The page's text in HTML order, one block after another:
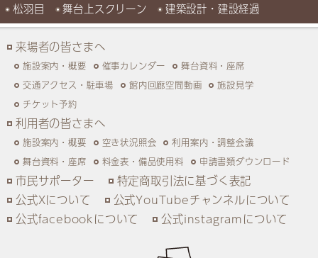
松羽目
舞台上スクリーン 建築設計・建設経過
来場者の皆さまへ
施設案内・概要 催事カレンダー
舞台資料・座席
交通アクセス・駐車場
館内回廊空間動画
施設見学
チケット予約
利用者の皆さまへ
施設案内・概要 空き状況照会
利用案内・調整会議
舞台資料・座席
料金表・備品使用料 申請書類ダウンロード
市民サポーター
特定商取引法に基づく表記
公式Xについて
公式YouTubeチャンネルについて
公式facebookについて
公式instagramについて